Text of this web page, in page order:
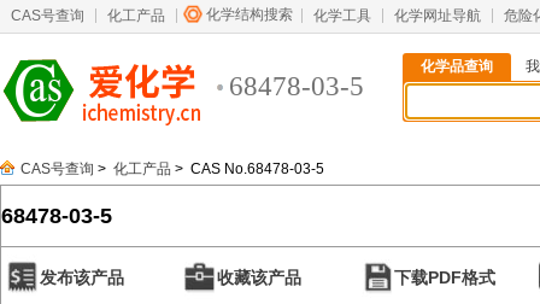
CAS号查询 化工产品 化学结构搜索 化学工具 化学网址导航 危险
68478-03-5
化学品查询
CAS号查询 > 化工产品 > CAS No.68478-03-5
68478-03-5
发布该产品 收藏该产品 下载PDF格式